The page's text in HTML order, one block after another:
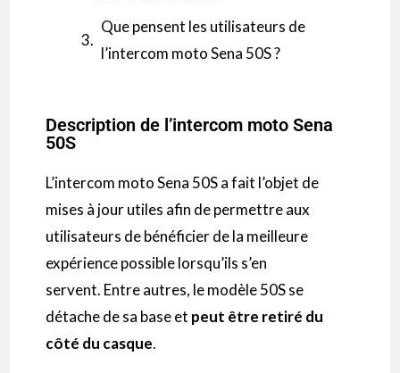
Que pensent les utilisateurs de
l’intercom moto Sena 50S ?
Description de l’intercom moto Sena
50S
L’intercom moto Sena 50Sa fait l’objet de
mises à jour utiles afin de permettre aux
utilisateurs de bénéficier de la meilleure
expérience possible lorsqu’ils s’en
servent. Entre autres, le modèle 50S se
détache de sa base et peut être retiré du
côté du casque.